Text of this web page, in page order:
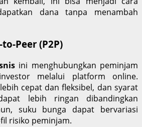
dana tanpa menambah
Peer (P2P)
ini menghubungkan peminjam
melalui platform online.
cepat dan fleksibel, dan syarat
lebih ringan dibandingkan
suku bunga dapat bervariasi
risiko peminjam.